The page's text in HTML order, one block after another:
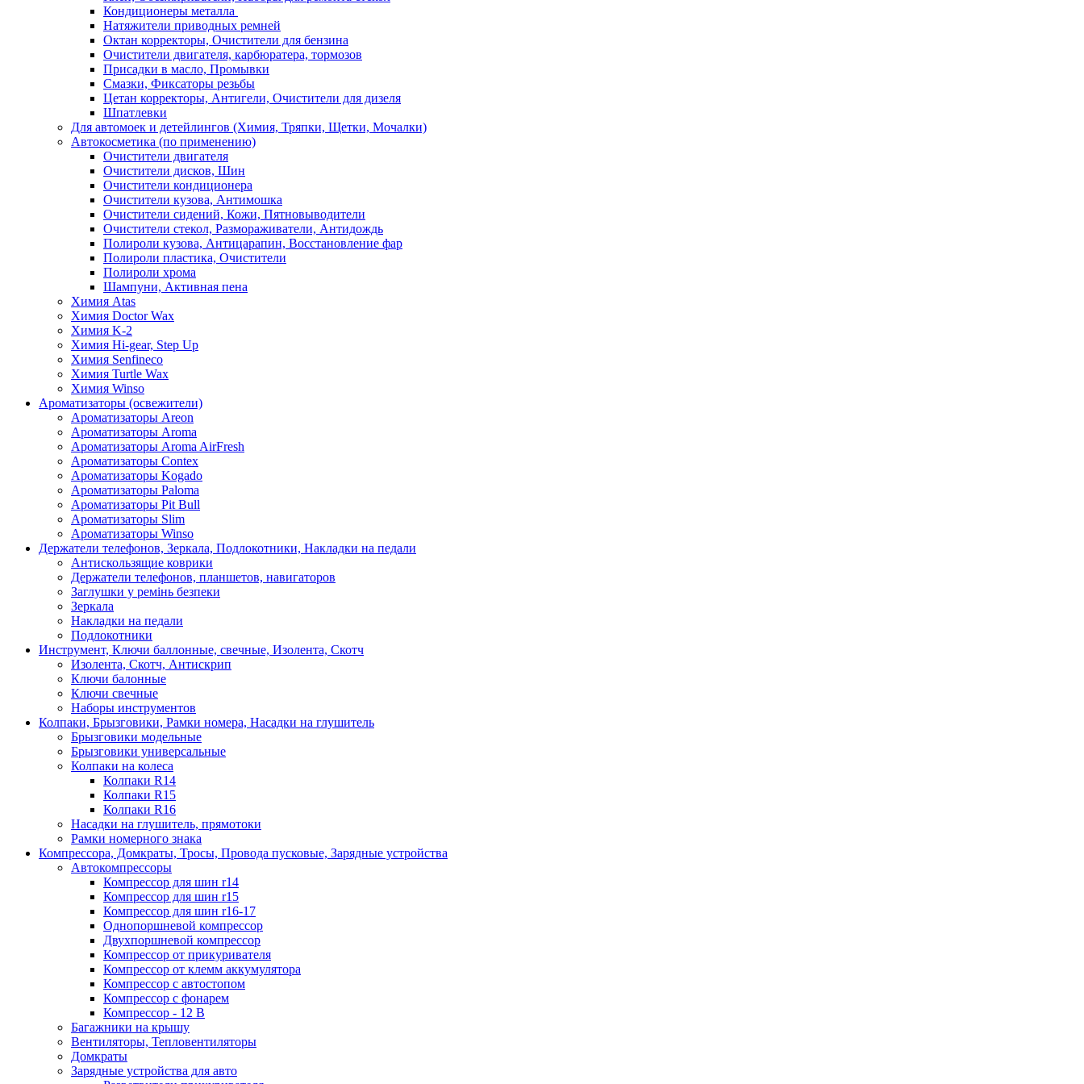
Кондиционеры металла
Натяжители приводных ремней
Октан корректоры, Очистители для бензина
Очистители двигателя, карбюратера, тормозов
Присадки в масло, Промывки
Смазки, Фиксаторы резьбы
Цетан корректоры, Антигели, Очистители для дизеля
Шпатлевки
Для автомоек и детейлингов (Химия, Тряпки, Щетки, Мочалки)
Автокосметика (по применению)
Очистители двигателя
Очистители дисков, Шин
Очистители кондиционера
Очистители кузова, Антимошка
Очистители сидений, Кожи, Пятновыводители
Очистители стекол, Размораживатели, Антидождь
Полироли кузова, Антицарапин, Восстановление фар
Полироли пластика, Очистители
Полироли хрома
Шампуни, Активная пена
Химия Atas
Химия Doctor Wax
Химия K-2
Химия Hi-gear, Step Up
Химия Senfineco
Химия Turtle Wax
Химия Winso
Ароматизаторы (освежители)
Ароматизаторы Areon
Ароматизаторы Aroma
Ароматизаторы Aroma AirFresh
Ароматизаторы Contex
Ароматизаторы Kogado
Ароматизаторы Paloma
Ароматизаторы Pit Bull
Ароматизаторы Slim
Ароматизаторы Winso
Держатели телефонов, Зеркала, Подлокотники, Накладки на педали
Антискользящие коврики
Держатели телефонов, планшетов, навигаторов
Заглушки у ремінь безпеки
Зеркала
Накладки на педали
Подлокотники
Инструмент, Ключи баллонные, свечные, Изолента, Скотч
Изолента, Скотч, Антискрип
Ключи балонные
Ключи свечные
Наборы инструментов
Колпаки, Брызговики, Рамки номера, Насадки на глушитель
Брызговики модельные
Брызговики универсальные
Колпаки на колеса
Колпаки R14
Колпаки R15
Колпаки R16
Насадки на глушитель, прямотоки
Рамки номерного знака
Компрессора, Домкраты, Тросы, Провода пусковые, Зарядные устройства
Автокомпрессоры
Компрессор для шин r14
Компрессор для шин r15
Компрессор для шин r16-17
Однопоршневой компрессор
Двухпоршневой компрессор
Компрессор от прикуривателя
Компрессор от клемм аккумулятора
Компрессор с автостопом
Компрессор с фонарем
Компрессор - 12 В
Багажники на крышу
Вентиляторы, Тепловентиляторы
Домкраты
Зарядные устройства для авто